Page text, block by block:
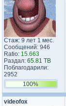
Стаж: 9 лет 1 мес.
Сообщений: 946
Ratio: 15.663
Раздал: 65.81 TB
Поблагодарили:
2952
100%
videofox